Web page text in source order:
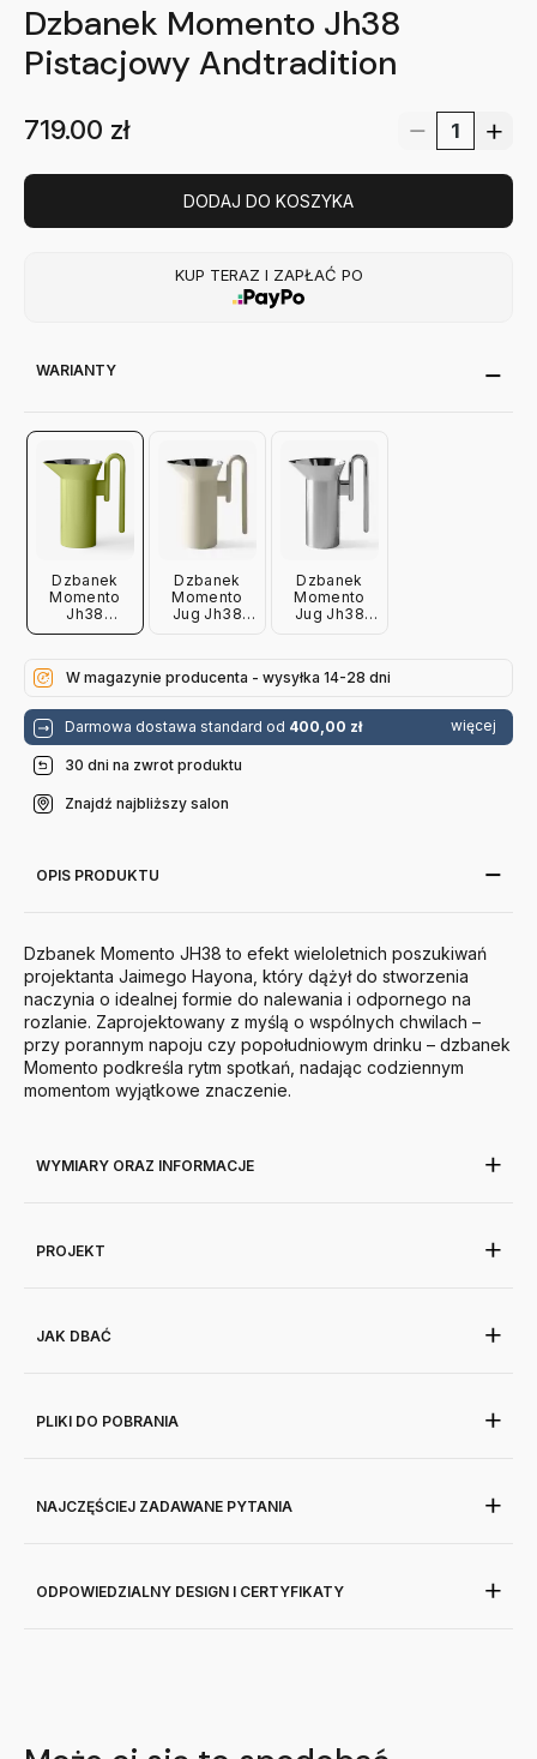
Dzbanek Momento Jh38
Pistacjowy Andtradition
719.00 zł
DODAJ DO KOSZYKA
KUP TERAZ I ZAPŁAĆ PO
WARIANTY
Dzbanek
Momento
Jh38
Pistacjowy
Dzbanek
Momento
Jug Jh38
Dzbanek
Momento
Jug Jh38
W magazynie producenta - wysyłka 14-28 dni
Darmowa dostawa standard od 400,00 zł więcej
30 dni na zwrot produktu
Znajdź najbliższy salon
OPIS PRODUKTU
Dzbanek Momento JH38 to efekt wieloletnich poszukiwań
projektanta Jaimego Hayona, który dążył do stworzenia
naczynia o idealnej formie do nalewania i odpornego na
rozlanie. Zaprojektowany z myślą o wspólnych chwilach –
przy porannym napoju czy popołudniowym drinku – dzbanek
Momento podkreśla rytm spotkań, nadając codziennym
momentom wyjątkowe znaczenie.
WYMIARY ORAZ INFORMACJE
PROJEKT
JAK DBAĆ
PLIKI DO POBRANIA
NAJCZĘŚCIEJ ZADAWANE PYTANIA
ODPOWIEDZIALNY DESIGN I CERTYFIKATY